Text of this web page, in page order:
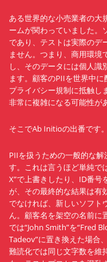
ある世界的な小売業者の大
ームが関わっていました。
であり、テストは実際のデ
ません。つまり、商用環境
し、そのデータには個人識
ます。顧客のPIIを世界中
プライバシー規制に抵触し
非常に複雑になる可能性が
そこでAb Initioの出番です。
PIIを扱うための一般的な
す。これは言うほど単純で
X”で上書きしたり、ID番号
が、その最終的な結果は有
でなければ、新しいソフト
ん。顧客名を架空の名前に
では“John Smith”を“Fred
Tadeov”に置き換えた場合
難読化では同じ文字数を維